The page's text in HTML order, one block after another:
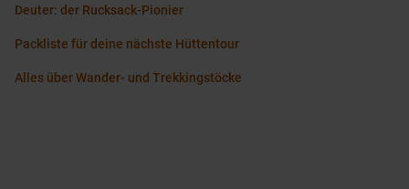
Deuter: der Rucksack-Pionier
Packliste für deine nächste Hüttentour
Alles über Wander- und Trekkingstöcke